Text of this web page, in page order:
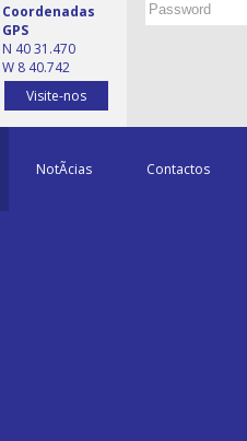
Coordenadas
GPS
N 40 31.470
W 8 40.742
Visite-nos
NotÃ­cias Contactos